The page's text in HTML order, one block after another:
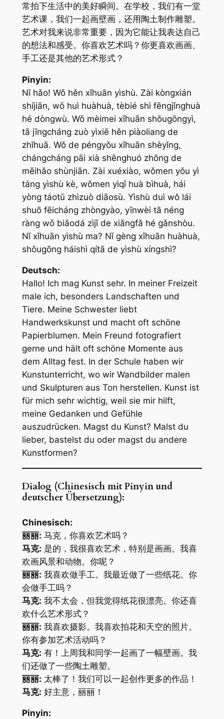
常拍下生活中的美好瞬间。在学校，我们有一堂
艺术课，我们一起画壁画，还用陶土制作雕塑。
艺术对我来说非常重要，因为它能让我表达自己
的想法和感受。你喜欢艺术吗？你更喜欢画画、
手工还是其他的艺术形式？
Pinyin:
Nǐ hǎo! Wǒ hěn xǐhuān yìshù. Zài kòngxián
shíjiān, wǒ huì huàhuà, tèbié shì fēngjǐnghuà
hé dòngwù. Wǒ mèimei xǐhuān shǒugōngyì,
tā jīngcháng zuò yìxiē hěn piàoliang de
zhǐhuā. Wǒ de péngyǒu xǐhuān shèyǐng,
chángcháng pāi xià shēnghuó zhōng de
měihǎo shùnjiān. Zài xuéxiào, wǒmen yǒu yì
táng yìshù kè, wǒmen yìqǐ huà bìhuà, hái
yòng táotǔ zhìzuò diāosù. Yìshù duì wǒ lái
shuō fēicháng zhòngyào, yīnwèi tā néng
ràng wǒ biǎodá zìjǐ de xiǎngfǎ hé gǎnshòu.
Nǐ xǐhuān yìshù ma? Nǐ gèng xǐhuān huàhuà,
shǒugōng háishì qítā de yìshù xíngshì?
Deutsch:
Hallo! Ich mag Kunst sehr. In meiner Freizeit
male ich, besonders Landschaften und
Tiere. Meine Schwester liebt
Handwerkskunst und macht oft schöne
Papierblumen. Mein Freund fotografiert
gerne und hält oft schöne Momente aus
dem Alltag fest. In der Schule haben wir
Kunstunterricht, wo wir Wandbilder malen
und Skulpturen aus Ton herstellen. Kunst ist
für mich sehr wichtig, weil sie mir hilft,
meine Gedanken und Gefühle
auszudrücken. Magst du Kunst? Malst du
lieber, bastelst du oder magst du andere
Kunstformen?
Dialog (Chinesisch mit Pinyin und
deutscher Übersetzung):
Chinesisch:
丽丽: 马克，你喜欢艺术吗？
马克: 是的，我很喜欢艺术，特别是画画。我喜
欢画风景和动物。你呢？
丽丽: 我喜欢做手工。我最近做了一些纸花。你
会做手工吗？
马克: 我不太会，但我觉得纸花很漂亮。你还喜
欢什么艺术形式？
丽丽: 我喜欢摄影。我喜欢拍花和天空的照片。
你有参加艺术活动吗？
马克: 有！上周我和同学一起画了一幅壁画。我
们还做了一些陶土雕塑。
丽丽: 太棒了！我们可以一起创作更多的作品！
马克: 好主意，丽丽！
Pinyin: